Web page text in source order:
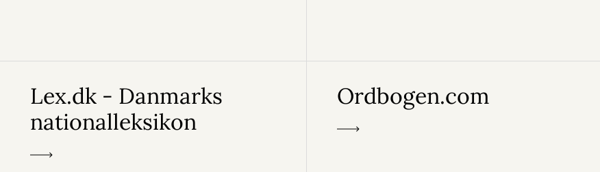
Lex.dk - Danmarks
nationalleksikon
Ordbogen.com